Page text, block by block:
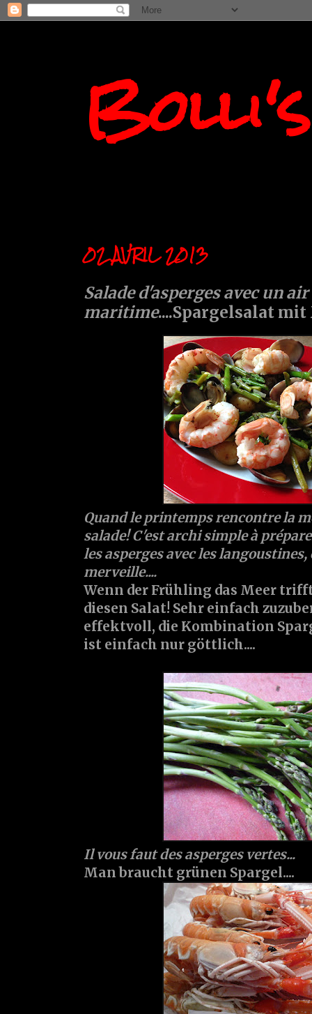
02 AVRIL 2013
Salade d'asperges avec un air
maritime....Spargelsalat
Quand le printemps rencontre la
salade! C'est archi simple à
les asperges avec les langoustines,
merveille....
Wenn der Frühling das Meer
diesen Salat! Sehr einfach
effektvoll, die Kombination
ist einfach nur göttlich....
Il vous faut des asperges vertes...
Man braucht grünen Spargel....